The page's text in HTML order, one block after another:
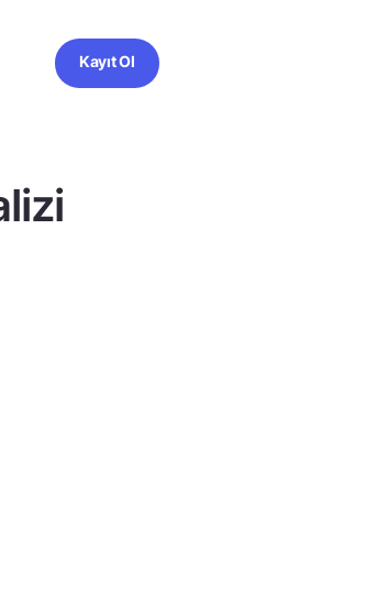
Kayıt Ol